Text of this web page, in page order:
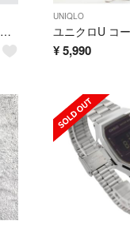
ユニクロ UVカットコーデュロイハット 黒 新品
UNIQLO
¥ 5,990